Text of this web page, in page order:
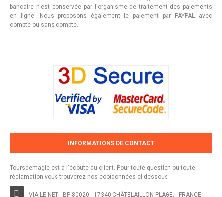
bancaire n'est conservée par l'organisme de traitement des paiements
en ligne. Nous proposons également le paiement par PAYPAL avec
compte ou sans compte.
INFORMATIONS DE CONTACT
Toursdemagie est à l'écoute du client. Pour toute question ou toute
réclamation vous trouverez nos coordonnées ci-dessous :
VIA LE NET - BP 80020 - 17340 CHÂTELAILLON-PLAGE. FRANCE